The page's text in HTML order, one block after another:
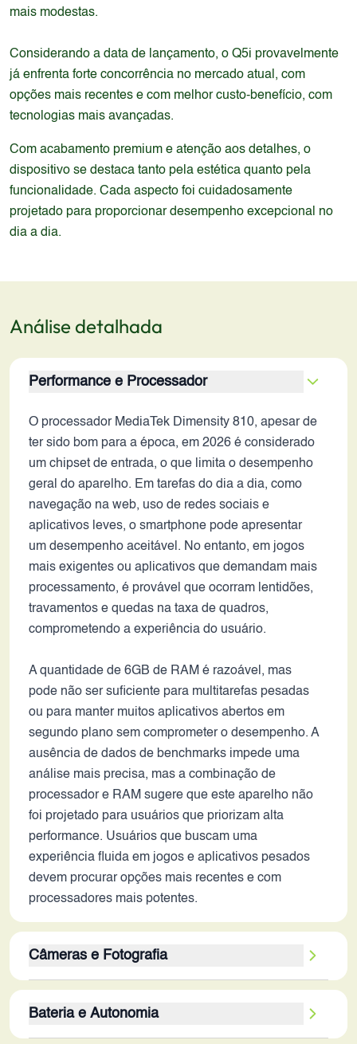
mais modestas.
Considerando a data de lançamento, o Q5i provavelmente
já enfrenta forte concorrência no mercado atual, com
opções mais recentes e com melhor custo-benefício, com
tecnologias mais avançadas.
Com acabamento premium e atenção aos detalhes, o
dispositivo se destaca tanto pela estética quanto pela
funcionalidade. Cada aspecto foi cuidadosamente
projetado para proporcionar desempenho excepcional no
dia a dia.
Análise detalhada
Performance e Processador
O processador MediaTek Dimensity 810, apesar de
ter sido bom para a época, em 2026 é considerado
um chipset de entrada, o que limita o desempenho
geral do aparelho. Em tarefas do dia a dia, como
navegação na web, uso de redes sociais e
aplicativos leves, o smartphone pode apresentar
um desempenho aceitável. No entanto, em jogos
mais exigentes ou aplicativos que demandam mais
processamento, é provável que ocorram lentidões,
travamentos e quedas na taxa de quadros,
comprometendo a experiência do usuário.
A quantidade de 6GB de RAM é razoável, mas
pode não ser suficiente para multitarefas pesadas
ou para manter muitos aplicativos abertos em
segundo plano sem comprometer o desempenho. A
ausência de dados de benchmarks impede uma
análise mais precisa, mas a combinação de
processador e RAM sugere que este aparelho não
foi projetado para usuários que priorizam alta
performance. Usuários que buscam uma
experiência fluida em jogos e aplicativos pesados
devem procurar opções mais recentes e com
processadores mais potentes.
Câmeras e Fotografia
2MP sugere que a qualidade das fotos e vídeos
pode não ser o ponto forte do aparelho. A câmera
Bateria e Autonomia